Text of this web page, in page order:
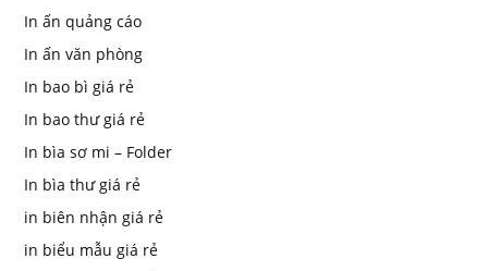
In ấn quảng cáo
In ấn văn phòng
In bao bì giá rẻ
In bao thư giá rẻ
In bìa sơ mi – Folder
In bìa thư giá rẻ
in biên nhận giá rẻ
in biểu mẫu giá rẻ